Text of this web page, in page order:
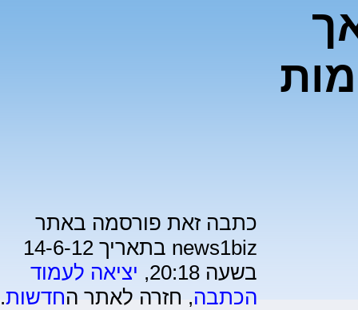
כתבה זאת פורסמה באתר
news1biz בתאריך 14-6-12
בשעה 20:18,
יציאה לעמוד
הכתבה, חזרה לאתר החדשות.